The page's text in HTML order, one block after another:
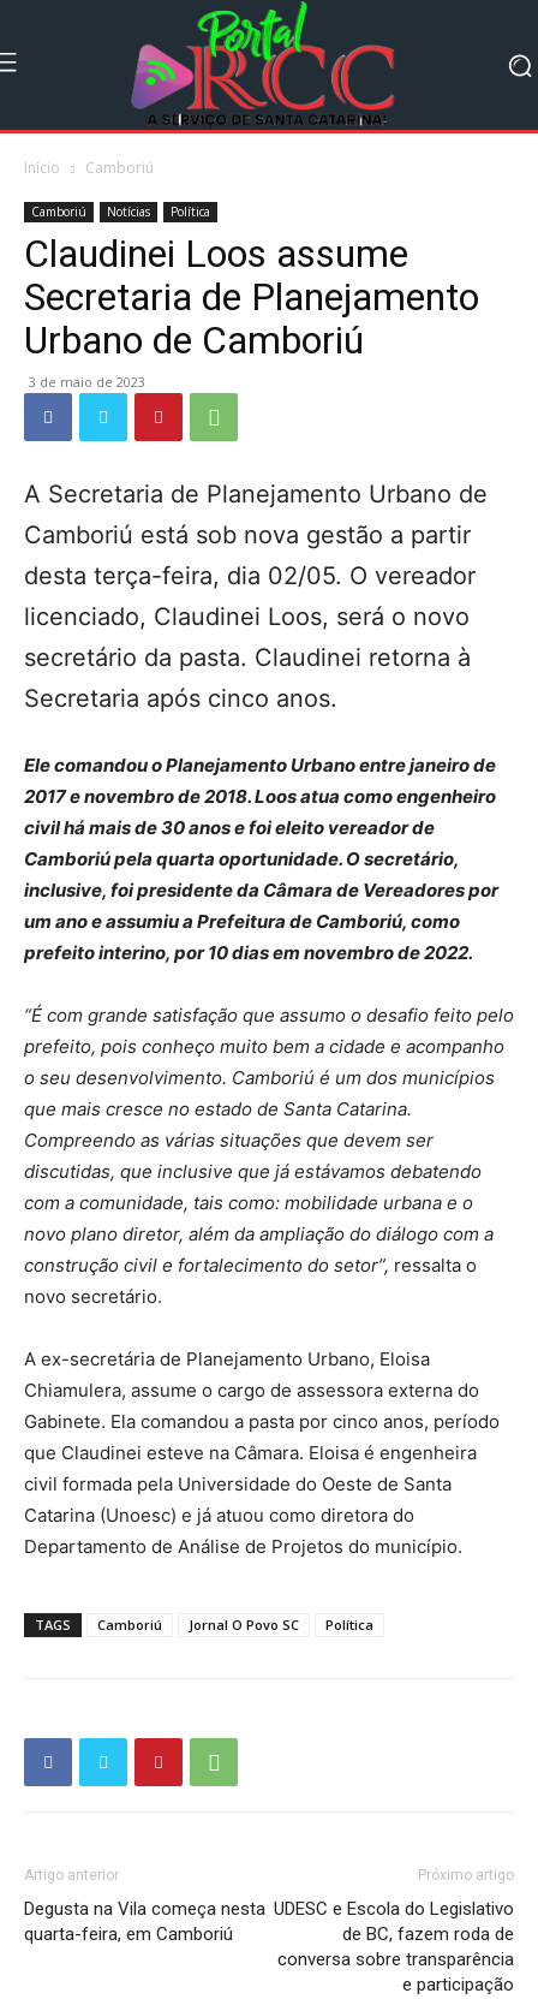
Início Camboriú
Camboriú Notícias Política
Claudinei Loos assume
Secretaria de Planejamento
Urbano de Camboriú
3 de maio de 2023
A Secretaria de Planejamento Urbano de
Camboriú está sob nova gestão a partir
desta terça-feira, dia 02/05. O vereador
licenciado, Claudinei Loos, será o novo
secretário da pasta. Claudinei retorna à
Secretaria após cinco anos.
Ele comandou o Planejamento Urbano entre janeiro de
2017 e novembro de 2018. Loos atua como engenheiro
civil há mais de 30 anos e foi eleito vereador de
Camboriú pela quarta oportunidade. O secretário,
inclusive, foi presidente da Câmara de Vereadores por
um ano e assumiu a Prefeitura de Camboriú, como
prefeito interino, por 10 dias em novembro de 2022.
“É com grande satisfação que assumo o desafio feito pelo
prefeito, pois conheço muito bem a cidade e acompanho
o seu desenvolvimento. Camboriú é um dos municípios
que mais cresce no estado de Santa Catarina.
Compreendo as várias situações que devem ser
discutidas, que inclusive que já estávamos debatendo
com a comunidade, tais como: mobilidade urbana e o
novo plano diretor, além da ampliação do diálogo com a
construção civil e fortalecimento do setor”, ressalta o
novo secretário.
A ex-secretária de Planejamento Urbano, Eloisa
Chiamulera, assume o cargo de assessora externa do
Gabinete. Ela comandou a pasta por cinco anos, período
que Claudinei esteve na Câmara. Eloisa é engenheira
civil formada pela Universidade do Oeste de Santa
Catarina (Unoesc) e já atuou como diretora do
Departamento de Análise de Projetos do município.
TAGS Camboriú Jornal O Povo SC Política
Artigo anterior
Degusta na Vila começa nesta
quarta-feira, em Camboriú
Próximo artigo
UDESC e Escola do Legislativo
de BC, fazem roda de
conversa sobre transparência
e participação